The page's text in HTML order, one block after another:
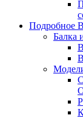
Подробное
Балка